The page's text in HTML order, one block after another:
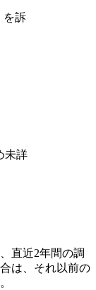
を訴
未詳
直近2年間の調
は、それ以前の